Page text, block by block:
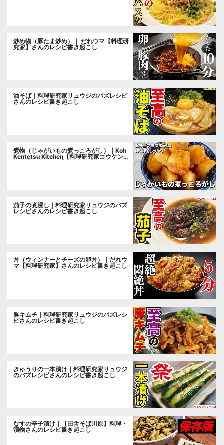
炒め物（豚たま炒め）｜ だれウマ【料理研
究家】さんのレシピ書き起こし
油そば｜料理研究家リュウジのバズレシピ
さんのレシピ書き起こし
煮物（じゃがいもの煮っころがし）｜Koh
Kentetsu Kitchen【料理研究家コウケンテ
茄子の煮浸し｜料理研究家リュウジのバズ
レシピさんのレシピ書き起こし
丼（ウィンナーとチーズの卵丼）｜だれウ
マ【料理研究家】さんのレシピ書き起こし
豚キムチ｜料理研究家リュウジのバズレシ
ピさんのレシピ書き起こし
きゅうりの一本漬け｜料理研究家リュウジ
のバズレシピさんのレシピ書き起こし
なすの辛子漬け｜【田舎そば川原】料理・
漬物さんのレシピ書き起こし